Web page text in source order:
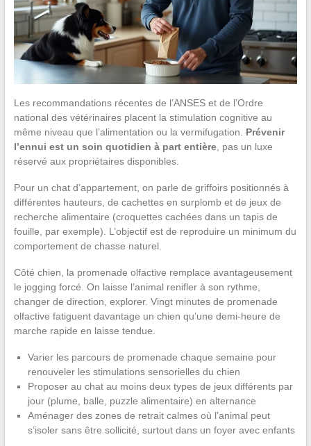
Les recommandations récentes de l’ANSES et de l’Ordre
national des vétérinaires placent la stimulation cognitive au
même niveau que l’alimentation ou la vermifugation. Prévenir
l’ennui est un soin quotidien à part entière, pas un luxe
réservé aux propriétaires disponibles.
Pour un chat d’appartement, on parle de griffoirs positionnés à
différentes hauteurs, de cachettes en surplomb et de jeux de
recherche alimentaire (croquettes cachées dans un tapis de
fouille, par exemple). L’objectif est de reproduire un minimum du
comportement de chasse naturel.
Côté chien, la promenade olfactive remplace avantageusement
le jogging forcé. On laisse l’animal renifler à son rythme,
changer de direction, explorer. Vingt minutes de promenade
olfactive fatiguent davantage un chien qu’une demi-heure de
marche rapide en laisse tendue.
Varier les parcours de promenade chaque semaine pour
renouveler les stimulations sensorielles du chien
Proposer au chat au moins deux types de jeux différents par
jour (plume, balle, puzzle alimentaire) en alternance
Aménager des zones de retrait calmes où l’animal peut
s’isoler sans être sollicité, surtout dans un foyer avec enfants